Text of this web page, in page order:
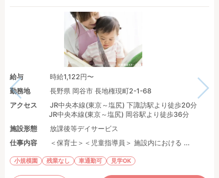
給与
時給1,122円〜
勤務地
長野県 岡谷市 長地権現町2-1-68
アクセス
JR中央本線(東京～塩尻) 下諏訪駅より徒歩20分
JR中央本線(東京～塩尻) 岡谷駅より徒歩36分
施設形態
放課後等デイサービス
仕事内容
＜保育士＞＜児童指導員＞ 施設内における ...
小規模園 残業なし 車通勤可 見学OK